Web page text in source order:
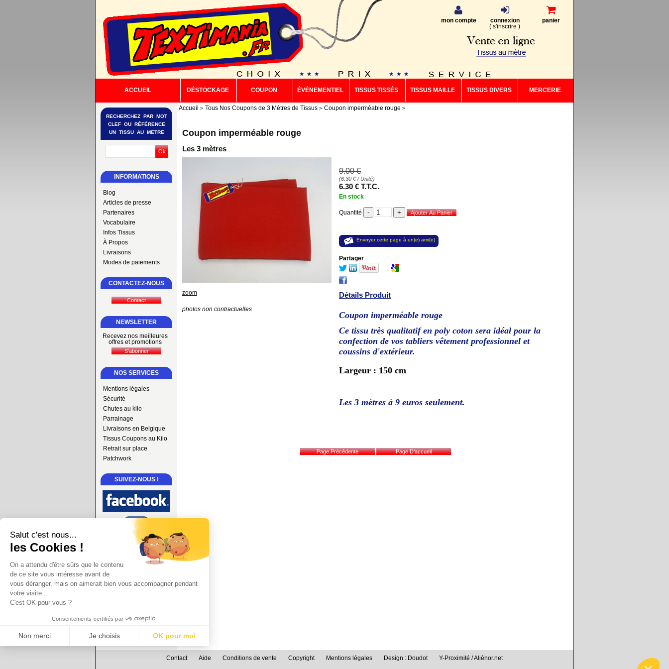
mon compte
connexion
( s'inscrire )
panier
ACCUEIL DÉSTOCKAGE COUPON ÉVÉNEMENTIEL TISSUS TISSÉS TISSUS MAILLE TISSUS DIVERS MERCERIE
INFORMATIONS
Blog
Articles de presse
Partenaires
Vocabulaire
Infos Tissus
À Propos
Livraisons
Modes de paiements
RECHERCHEZ PAR MOT
CLEF OU RÉFÉRENCE
UN TISSU AU METRE
CONTACTEZ-NOUS
NEWSLETTER
Recevez nos meilleures
offres et promotions
NOS SERVICES
Mentions légales
Sécurité
Chutes au kilo
Parrainage
Livraisons en Belgique
Tissus Coupons au Kilo
Retrait sur place
Patchwork
SUIVEZ-NOUS !
Accueil Tous Nos Coupons de 3 Mètres de Tissus Coupon imperméable rouge
Coupon imperméable rouge
Les 3 mètres
zoom
photos non contractuelles
9.00 €
(6.30 €/ Unité)
6.30 € T.T.C.
En stock
Quantité
Envoyer cette page à un(e) ami(e)
Partager
Détails Produit
Coupon imperméable rouge
Ce tissu très qualitatif en poly coton sera idéal pour la
confection de vos tabliers vêtement professionnel et
coussins d'extérieur.
Largeur : 150 cm
Les 3 mètres à 9 euros seulement.
Contact Aide Conditions de vente Copyright Mentions légales Design : Doudot Y-Proximité / Aliénor.net
Salut c'est nous...
les Cookies !
On a attendu d'être sûrs que le contenu
de ce site vous intéresse avant de
vous déranger, mais on aimerait bien vous accompagner pendant
votre visite...
C'est OK pour vous ?
Consentements certifiés par
Non merci Je choisis OK pour moi
Plateforme de Gestion du Consentement : Personnalisez vos Options